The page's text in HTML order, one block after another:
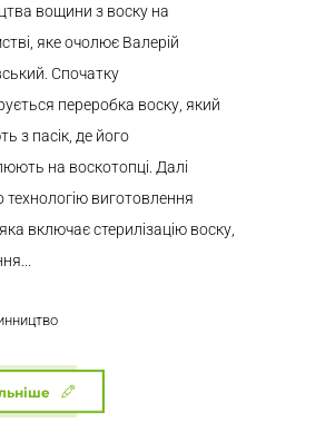
вощини з воску на
яке очолює Валерій
Спочатку
переробка воску, який
з пасік, де його
на воскотопці. Далі
технологію виготовлення
включає стерилізацію воску,